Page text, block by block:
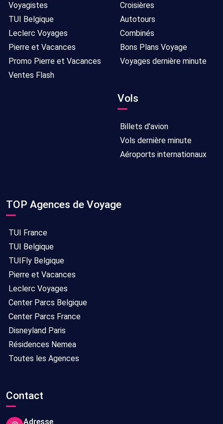
Voyagistes
TUI Belgique
Leclerc Voyages
Pierre et Vacances
Promo Pierre et Vacances
Ventes Flash
Croisières
Autotours
Combinés
Bons Plans Voyage
Voyages dernière minute
Vols
Billets d'avion
Vols dernière minute
Aéroports internationaux
TOP Agences de Voyage
TUI France
TUI Belgique
TUIFly Belgique
Pierre et Vacances
Leclerc Voyages
Center Parcs Belgique
Center Parcs France
Disneyland Paris
Résidences Nemea
Toutes les Agences
Contact
Adresse